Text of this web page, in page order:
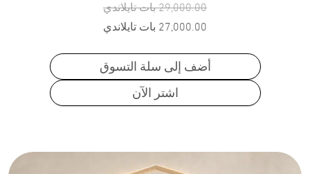
29,000.00 بات تايلاندي
27,000.00 بات تايلاندي
أضف إلى سلة التسوق
اشتر الآن